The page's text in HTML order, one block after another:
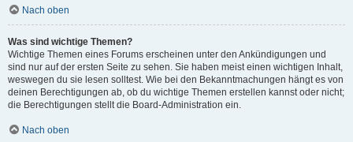
Nach oben
Was sind wichtige Themen?
Wichtige Themen eines Forums erscheinen unter den Ankündigungen und
sind nur auf der ersten Seite zu sehen. Sie haben meist einen wichtigen Inhalt,
weswegen du sie lesen solltest. Wie bei den Bekanntmachungen hängt es von
deinen Berechtigungen ab, ob du wichtige Themen erstellen kannst oder nicht;
die Berechtigungen stellt die Board-Administration ein.
Nach oben